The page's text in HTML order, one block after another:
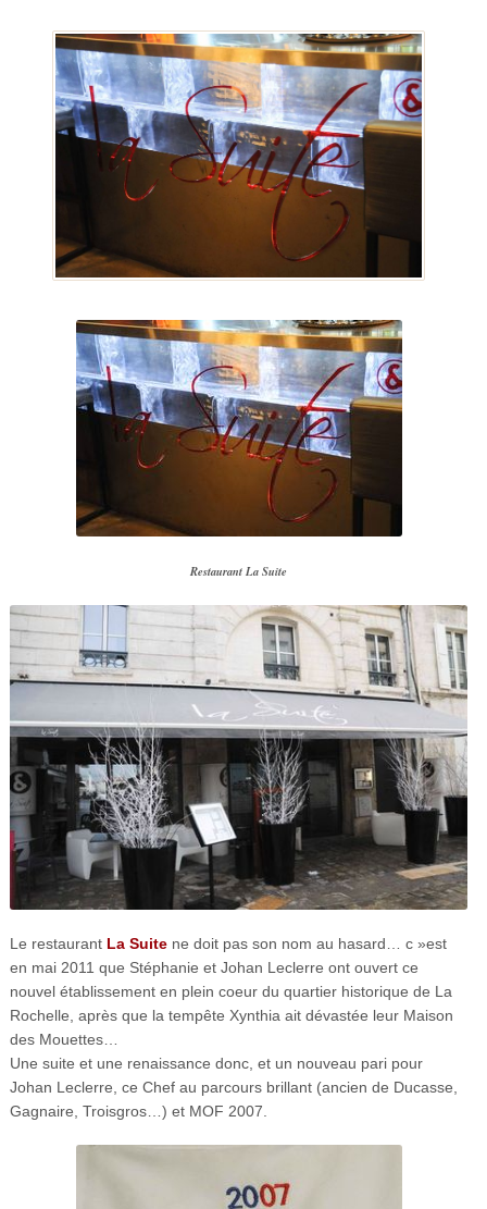
Restaurant La Suite
Le restaurant La Suitene doit pas son nom au hasard… c »est
en mai 2011 que Stéphanie et Johan Leclerre ont ouvert ce
nouvel établissement en plein coeur du quartier historique de La
Rochelle, après que la tempête Xynthia ait dévastée leur Maison
des Mouettes…
Une suite et une renaissance donc, et un nouveau pari pour
Johan Leclerre, ce Chef au parcours brillant (ancien de Ducasse,
Gagnaire, Troisgros…) et MOF 2007.